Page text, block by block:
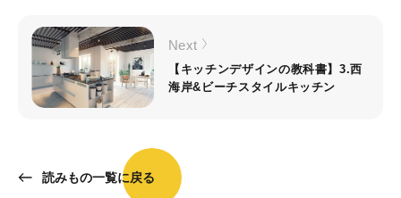
読みもの一覧に戻る
Next
【キッチンデザインの教科書】3.西
海岸&ビーチスタイルキッチン